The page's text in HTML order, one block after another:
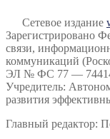
Сетевое издание
Зарегистрировано
связи,
коммуникаций
ЭЛ № ФС 77 — 74414
Учредитель:
развития
Главный редактор: